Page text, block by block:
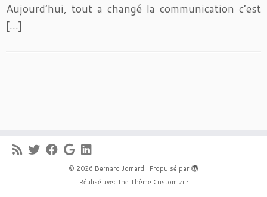
Aujourd’hui, tout a changé la communication c’est
[…]
· © 2026 Bernard Jomard · Propulsé par
·
Réalisé avec the Thème Customizr·